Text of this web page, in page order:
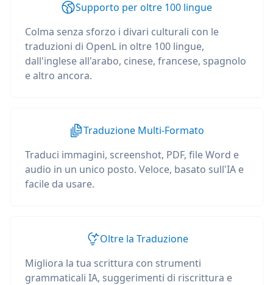
Supporto per oltre 100 lingue
Colma senza sforzo i divari culturali con le
traduzioni di OpenL in oltre 100 lingue,
dall'inglese all'arabo, cinese, francese, spagnolo
e altro ancora.
Traduzione Multi-Formato
Traduci immagini, screenshot, PDF, file Word e
audio in un unico posto. Veloce, basato sull'IA e
facile da usare.
Oltre la Traduzione
Migliora la tua scrittura con strumenti
grammaticali IA, suggerimenti di riscrittura e